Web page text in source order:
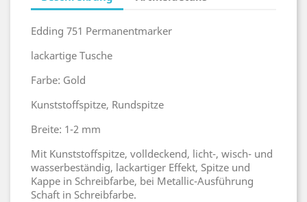
Edding 751 Permanentmarker
lackartige Tusche
Farbe: Gold
Kunststoffspitze, Rundspitze
Breite: 1-2 mm
Mit Kunststoffspitze, volldeckend, licht-, wisch- und
wasserbeständig, lackartiger Effekt, Spitze und
Kappe in Schreibfarbe, bei Metallic-Ausführung
Schaft in Schreibfarbe.